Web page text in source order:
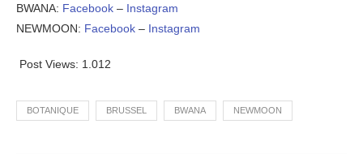
BWANA: Facebook – Instagram
NEWMOON: Facebook – Instagram
Post Views: 1.012
BOTANIQUE BRUSSEL BWANA NEWMOON